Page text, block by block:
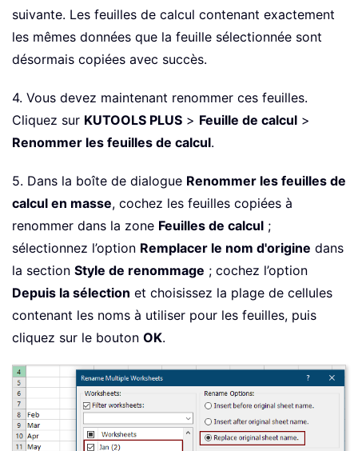
suivante. Les feuilles de calcul contenant exactement
les mêmes données que la feuille sélectionnée sont
désormais copiées avec succès.
4. Vous devez maintenant renommer ces feuilles.
Cliquez sur KUTOOLS PLUS > Feuille de calcul >
Renommer les feuilles de calcul.
5. Dans la boîte de dialogue Renommer les feuilles de
calcul en masse, cochez les feuilles copiées à
renommer dans la zone Feuilles de calcul ;
sélectionnez l’option Remplacer le nom d'origine dans
la section Style de renommage ; cochez l’option
Depuis la sélection et choisissez la plage de cellules
contenant les noms à utiliser pour les feuilles, puis
cliquez sur le bouton OK.